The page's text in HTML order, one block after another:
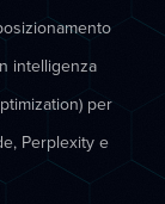
intelligenza
per
Perplexity e